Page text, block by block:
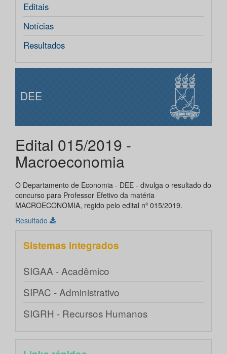
Editais
Notícias
Resultados
DEE
Edital 015/2019 -
Macroeconomia
O Departamento de Economia - DEE - divulga o resultado do
concurso para Professor Efetivo da matéria
MACROECONOMIA, regido pelo edital nº 015/2019.
Resultado
Sistemas integrados
SIGAA - Acadêmico
SIPAC - Administrativo
SIGRH - Recursos Humanos